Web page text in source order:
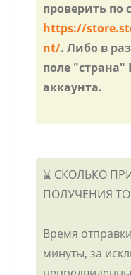
проверить по
https://
nt/. Либо в
поле "страна"
аккаунта.
⌛ СКОЛЬКО
ПОЛУЧЕНИЯ
Время
минуты, за